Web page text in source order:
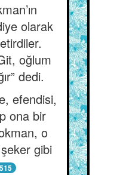
olarak
oğlum
dedi.
efendisi,
ona bir
o
gibi